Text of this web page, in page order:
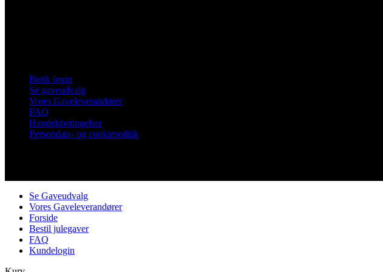
Butik login
Se gaveudvalg
Vores Gaveleverandører
FAQ
Handelsbetingelser
Persondata- og cookiepolitik
Se Gaveudvalg
Vores Gaveleverandører
Forside
Bestil julegaver
FAQ
Kundelogin